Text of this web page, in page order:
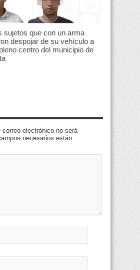
sujetos que con un arma
despojar de su vehículo a
centro del municipio de
correo electrónico no será
necesarios están